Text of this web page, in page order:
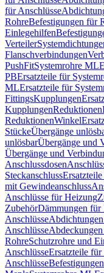
für Anschlüsse
RohreBefestigungen für
Einlegehilfen
Verteiler
Flanschverbindungen
PushFitSystemrohre ML
PBErsatzteile für
MLErsatzteile für
FittingsKupplungen
KupplungenReduktionen
ReduktionenWinkel
StückeÜbergänge
unlösbarÜbergänge und
Übergänge und
Anschlussdosen
Steckanschluss
mit Gewindeanschluss
Anschlüsse für Heizung
ZubehörDämmungen für
Anschlüsse
Anschlüsse
RohreSchutzrohre und
AnschlüsseErsatzteile
Anschlüsse